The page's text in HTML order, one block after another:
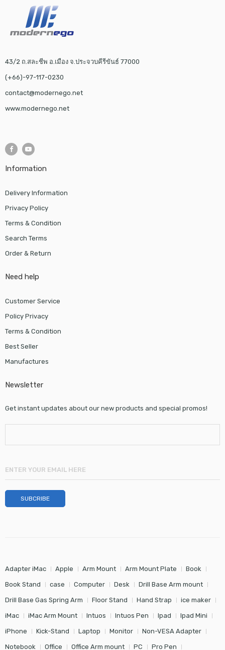
43/2 ถ.สละชีพ อ.เมือง จ.ประจวบคีรีขันธ์ 77000
(+66)-97-117-0230
contact@modernego.net
www.modernego.net
Information
Delivery Information
Privacy Policy
Terms & Condition
Search Terms
Order & Return
Need help
Customer Service
Policy Privacy
Terms & Condition
Best Seller
Manufactures
Newsletter
Get instant updates about our new products and special promos!
Adapter iMac Apple Arm Mount Arm Mount Plate Book
Book Stand case Computer Desk Drill Base Arm mount
Drill Base Gas Spring Arm Floor Stand Hand Strap ice maker
iMac iMac Arm Mount Intuos Intuos Pen Ipad Ipad Mini
iPhone Kick-Stand Laptop Monitor Non-VESA Adapter
Notebook Office Office Arm mount PC Pro Pen